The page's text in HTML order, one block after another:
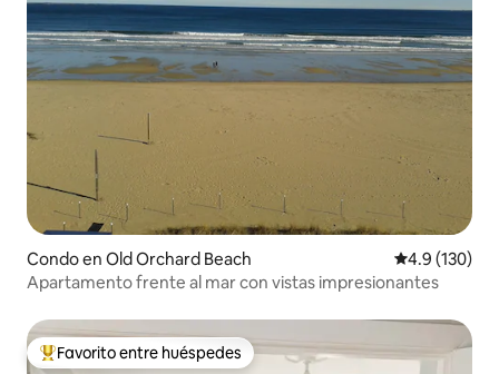
Condo en Old Orchard Beach Calificación
4.9 (130)
Apartamento frente al mar con vistas impresionantes
Favorito entre huéspedes preferido
Favorito entre huéspedes